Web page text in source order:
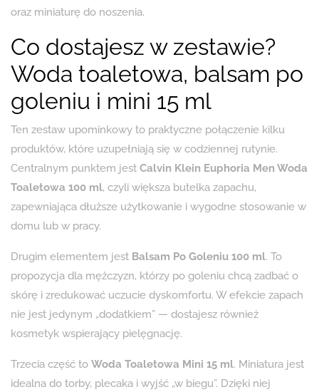
oraz miniaturę do noszenia.
Co dostajesz w zestawie?
Woda toaletowa, balsam po
goleniu i mini 15 ml
Ten zestaw upominkowy to praktyczne połączenie kilku
produktów, które uzupełniają się w codziennej rutynie.
Centralnym punktem jest Calvin Klein Euphoria Men Woda
Toaletowa 100 ml, czyli większa butelka zapachu,
zapewniająca dłuższe użytkowanie i wygodne stosowanie w
domu lub w pracy.
Drugim elementem jest Balsam Po Goleniu 100 ml. To
propozycja dla mężczyzn, którzy po goleniu chcą zadbać o
skórę i zredukować uczucie dyskomfortu. W efekcie zapach
nie jest jedynym „dodatkiem” — dostajesz również
kosmetyk wspierający pielęgnację.
Trzecia część to Woda Toaletowa Mini 15 ml. Miniatura jest
idealna do torby, plecaka i wyjść „w biegu”. Dzięki niej